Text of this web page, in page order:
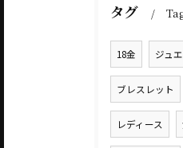
タグ
18金 ジュ
ブレスレット
レディース